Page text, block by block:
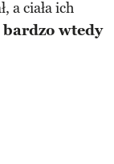
a ciała ich
wtedy